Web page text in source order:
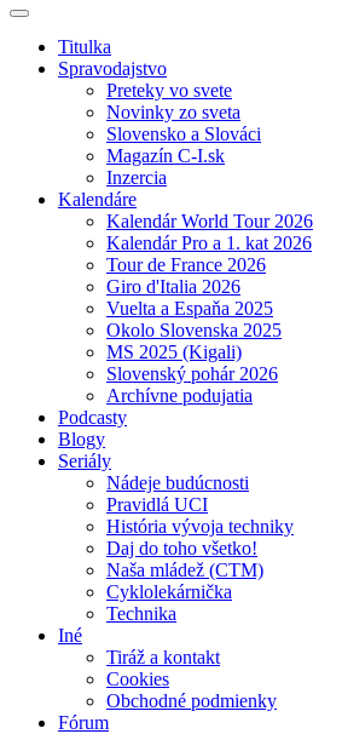
Titulka
Spravodajstvo
Preteky vo svete
Novinky zo sveta
Slovensko a Slováci
Magazín C-I.sk
Inzercia
Kalendáre
Kalendár World Tour 2026
Kalendár Pro a 1. kat 2026
Tour de France 2026
Giro d'Italia 2026
Vuelta a Espaňa 2025
Okolo Slovenska 2025
MS 2025 (Kigali)
Slovenský pohár 2026
Archívne podujatia
Podcasty
Blogy
Seriály
Nádeje budúcnosti
Pravidlá UCI
História vývoja techniky
Daj do toho všetko!
Naša mládež (CTM)
Cyklolekárnička
Technika
Iné
Tiráž a kontakt
Cookies
Obchodné podmienky
Fórum